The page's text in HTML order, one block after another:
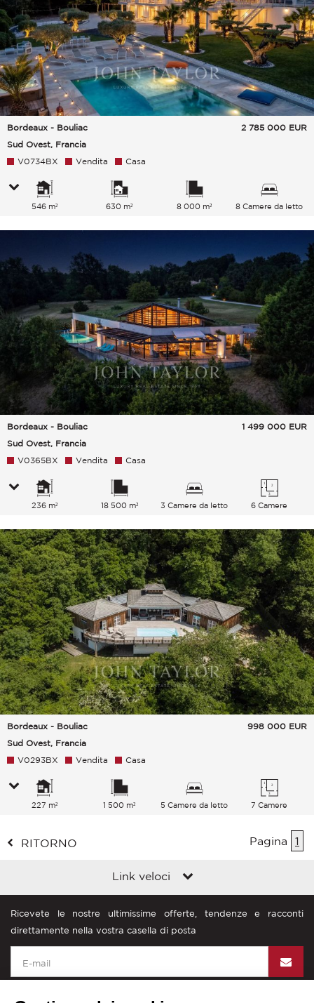
Bordeaux - Bouliac
Sud Ovest, Francia
2 785 000 EUR
V0734BX Vendita Casa
546 m² 630 m² 8 000 m² 8 Camere da letto
Bordeaux - Bouliac
Sud Ovest, Francia
1 499 000 EUR
V0365BX Vendita Casa
236 m² 18 500 m² 3 Camere da letto 6 Camere
Bordeaux - Bouliac
Sud Ovest, Francia
998 000 EUR
V0293BX Vendita Casa
227 m² 1 500 m² 5 Camere da letto 7 Camere
RITORNO Pagina 1
Link veloci
Ricevete le nostre ultimissime offerte, tendenze e racconti
direttamente nella vostra casella di posta